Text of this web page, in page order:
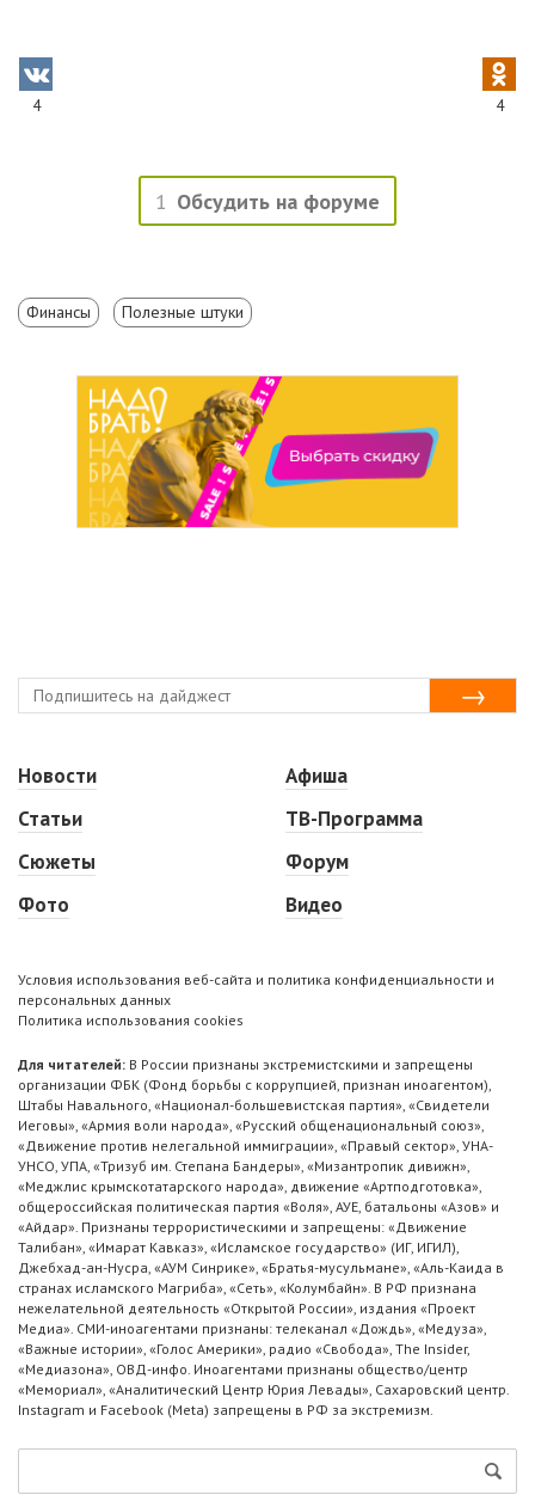
4 4
1 Обсудить на форуме
Финансы Полезные штуки
Новости
Статьи
Сюжеты
Фото
Афиша
ТВ-Программа
Форум
Видео
Условия использования веб-сайта и политика конфиденциальности и
персональных данных
Политика использования cookies
Для читателей: В России признаны экстремистскими и запрещены
организации ФБК (Фонд борьбы с коррупцией, признан иноагентом),
Штабы Навального, «Национал-большевистская партия», «Свидетели
Иеговы», «Армия воли народа», «Русский общенациональный союз»,
«Движение против нелегальной иммиграции», «Правый сектор», УНА-
УНСО, УПА, «Тризуб им. Степана Бандеры», «Мизантропик дивижн»,
«Меджлис крымскотатарского народа», движение «Артподготовка»,
общероссийская политическая партия «Воля», АУЕ, батальоны «Азов» и
«Айдар». Признаны террористическими и запрещены: «Движение
Талибан», «Имарат Кавказ», «Исламское государство» (ИГ, ИГИЛ),
Джебхад-ан-Нусра, «АУМ Синрике», «Братья-мусульмане», «Аль-Каида в
странах исламского Магриба», «Сеть», «Колумбайн». В РФ признана
нежелательной деятельность «Открытой России», издания «Проект
Медиа». СМИ-иноагентами признаны: телеканал «Дождь», «Медуза»,
«Важные истории», «Голос Америки», радио «Свобода», The Insider,
«Медиазона», ОВД-инфо. Иноагентами признаны общество/центр
«Мемориал», «Аналитический Центр Юрия Левады», Сахаровский центр.
Instagram и Facebook (Metа) запрещены в РФ за экстремизм.